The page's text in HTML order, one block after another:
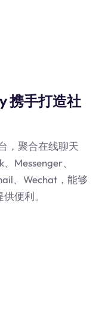
携手打造社
，聚合在线聊天
Messenger、
、Wechat，能够
便利。